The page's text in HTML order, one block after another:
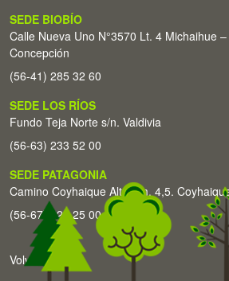
SEDE BIOBÍO
Calle Nueva Uno N°3570 Lt. 4 Michaihue
Concepción
(56-41) 285 32 60
SEDE LOS RÍOS
Fundo Teja Norte s/n. Valdivia
(56-63) 233 52 00
SEDE PATAGONIA
Camino Coyhaique Alto Km. 4,5.
(56-67) 226 25 00
Volver arriba